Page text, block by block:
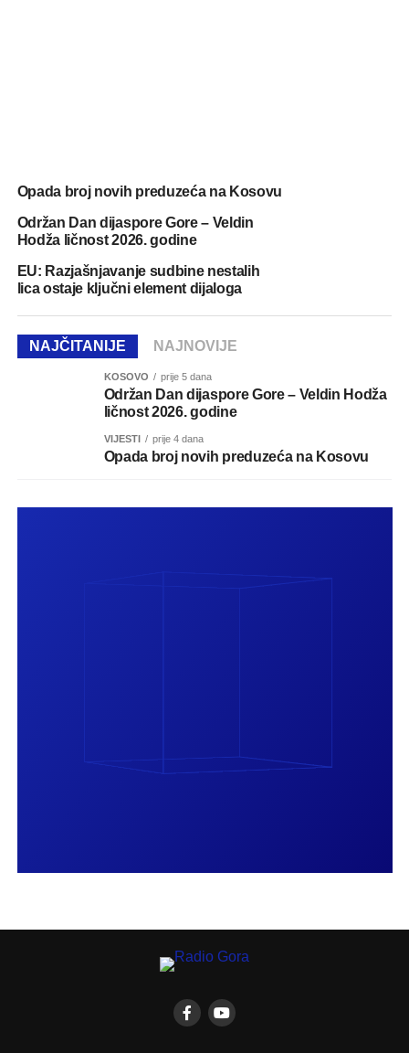
Opada broj novih preduzeća na Kosovu
Održan Dan dijaspore Gore – Veldin
Hodža ličnost 2026. godine
EU: Razjašnjavanje sudbine nestalih
lica ostaje ključni element dijaloga
NAJČITANIJE NAJNOVIJE
KOSOVO prije 5 dana
Održan Dan dijaspore Gore – Veldin Hodža
ličnost 2026. godine
VIJESTI prije 4 dana
Opada broj novih preduzeća na Kosovu